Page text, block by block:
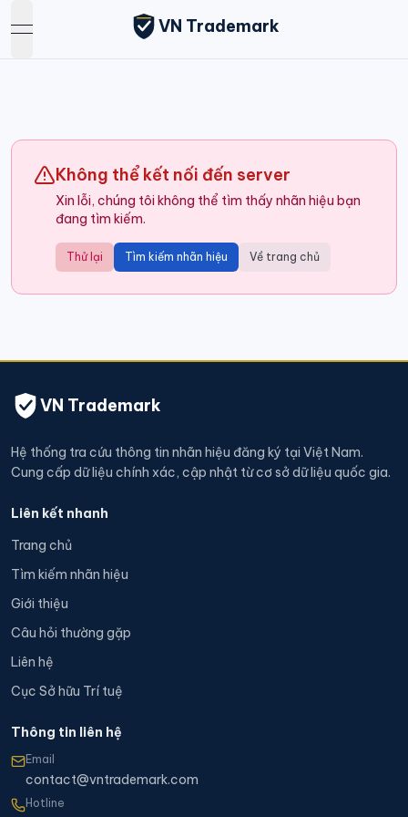
open navigation menu
VN Trademark
Không thể kết nối đến server
Xin lỗi, chúng tôi không thể tìm thấy nhãn hiệu bạn
đang tìm kiếm.
Thử lại Tìm kiếm nhãn hiệu Về trang chủ
VN Trademark
Hệ thống tra cứu thông tin nhãn hiệu đăng ký tại Việt Nam.
Cung cấp dữ liệu chính xác, cập nhật từ cơ sở dữ liệu quốc gia.
Liên kết nhanh
Trang chủ
Tìm kiếm nhãn hiệu
Giới thiệu
Câu hỏi thường gặp
Liên hệ
Cục Sở hữu Trí tuệ
Thông tin liên hệ
Email
contact@vntrademark.com
Hotline